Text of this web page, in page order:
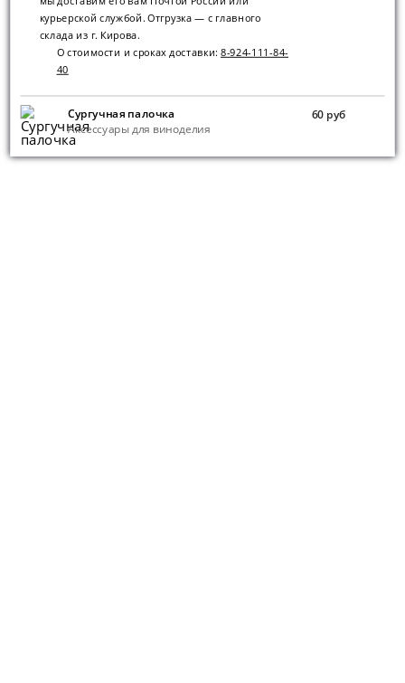
курьерской службой. Отгрузка — с главного
склада из г. Кирова.
О стоимости и сроках доставки: 8-924-111-84-
40
Сургучная палочка
Аксессуары для виноделия
60 руб